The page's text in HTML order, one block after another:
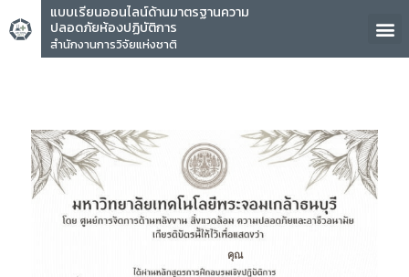
แบบเรียนออนไลน์ด้านมาตรฐานความ
ปลอดภัยห้องปฏิบัติการ
สำนักงานการวิจัยแห่งชาติ
คุณ